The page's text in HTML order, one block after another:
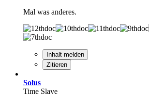
Mal was anderes.
Inhalt melden
Zitieren
Solus
Time Slave